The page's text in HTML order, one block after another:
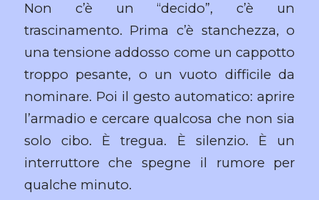
Non c’è un “decido”, c’è un
trascinamento. Prima c’è stanchezza, o
una tensione addosso come un cappotto
troppo pesante, o un vuoto difficile da
nominare. Poi il gesto automatico: aprire
l’armadio e cercare qualcosa che non sia
solo cibo. È tregua. È silenzio. È un
interruttore che spegne il rumore per
qualche minuto.